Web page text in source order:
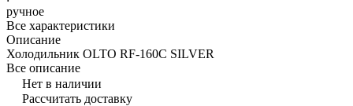
ручное
Все характеристики
Описание
Холодильник OLTO RF-160C SILVER
Все описание
Нет в наличии
Рассчитать доставку